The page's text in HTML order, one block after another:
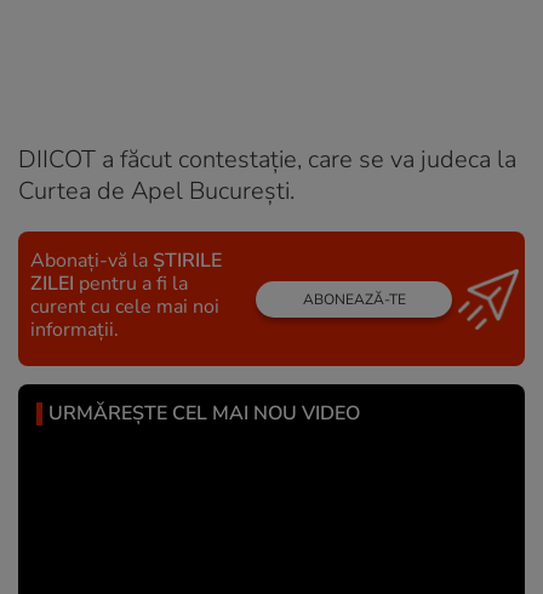
DIICOT a făcut contestație, care se va judeca la
Curtea de Apel București.
Abonați-vă la ȘTIRILE
ZILEI pentru a fi la
curent cu cele mai noi
informații.
ABONEAZĂ-TE
URMĂREȘTE CEL MAI NOU VIDEO